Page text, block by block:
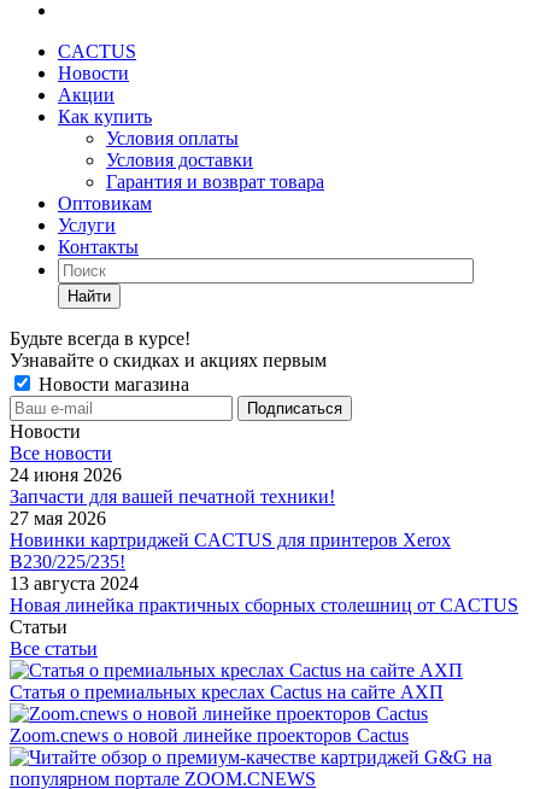
CACTUS
Новости
Акции
Как купить
Условия оплаты
Условия доставки
Гарантия и возврат товара
Оптовикам
Услуги
Контакты
Найти
Будьте всегда в курсе!
Узнавайте о скидках и акциях первым
Новости магазина
Новости
Все новости
24 июня 2026
Запчасти для вашей печатной техники!
27 мая 2026
Новинки картриджей CACTUS для принтеров Xerox
B230/225/235!
13 августа 2024
Новая линейка практичных сборных столешниц от CACTUS
Статьи
Все статьи
Статья о премиальных креслах Cactus на сайте АХП
Zoom.cnews о новой линейке проекторов Cactus